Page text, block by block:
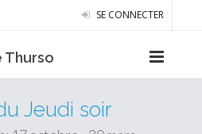
SE CONNECTER
Thurso
Jeudi soir